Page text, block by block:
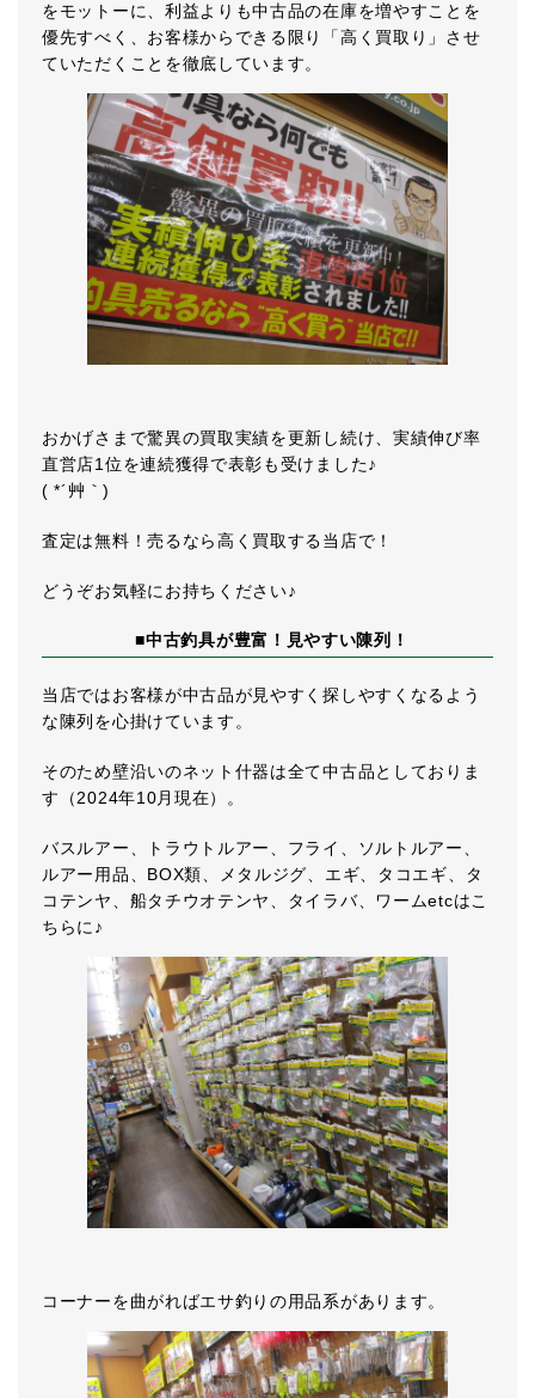
をモットーに、利益よりも中古品の在庫を増やすことを
優先すべく、お客様からできる限り「高く買取り」させ
ていただくことを徹底しています。
おかげさまで驚異の買取実績を更新し続け、実績伸び率
直営店1位を連続獲得で表彰も受けました♪
( *´艸｀)
査定は無料！売るなら高く買取する当店で！
どうぞお気軽にお持ちください♪
■中古釣具が豊富！見やすい陳列！
当店ではお客様が中古品が見やすく探しやすくなるよう
な陳列を心掛けています。
そのため壁沿いのネット什器は全て中古品としておりま
す（2024年10月現在）。
バスルアー、トラウトルアー、フライ、ソルトルアー、
ルアー用品、BOX類、メタルジグ、エギ、タコエギ、タ
コテンヤ、船タチウオテンヤ、タイラバ、ワームetcはこ
ちらに♪
コーナーを曲がればエサ釣りの用品系があります。